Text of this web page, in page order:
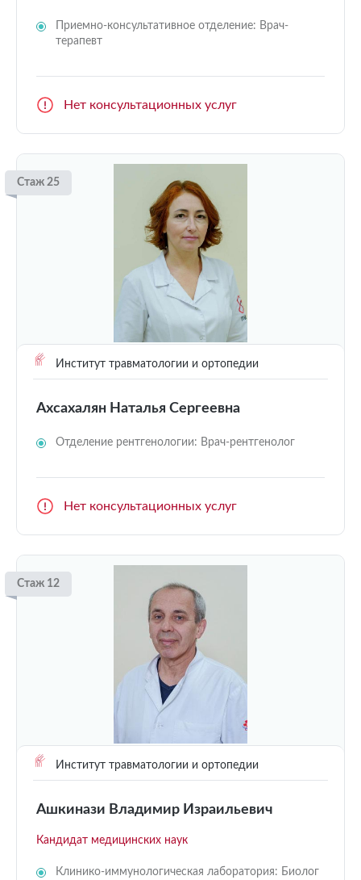
Приемно-консультативное отделение: Врач-
терапевт
Нет консультационных услуг
Стаж 25
Институт травматологии и ортопедии
Ахсахалян Наталья Сергеевна
Отделение рентгенологии: Врач-рентгенолог
Нет консультационных услуг
Стаж 12
Институт травматологии и ортопедии
Ашкинази Владимир Израильевич
Кандидат медицинских наук
Клинико-иммунологическая лаборатория: Биолог